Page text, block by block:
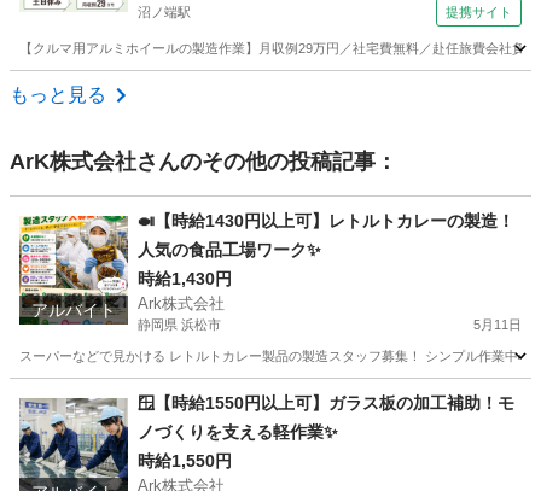
沼ノ端駅 提携サイト
【クルマ用アルミホイールの製造作業】月収例29万円／社宅費無料／赴任旅費会社
北海道 苫小牧市
もっと見る
ArK株式会社さんのその他の投稿記事：
アルバイト
🍛【時給1430円以上可】レトルトカレーの製造！
人気の食品工場ワーク✨
時給1,430円
Ark株式会社
静岡県 浜松市 5月11日
スーパーなどで見かける レトルトカレー製品の製造スタッフ募集！ シンプル作業中
工場
🪟【時給1550円以上可】ガラス板の加工補助！モ
ノづくりを支える軽作業✨
時給1,550円
Ark株式会社